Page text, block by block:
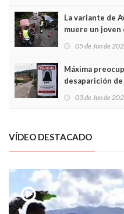
La variante de
muere un joven
frontal
05 de Jun de
Máxima
desaparición
03 de Jun de
VÍDEO DESTACADO